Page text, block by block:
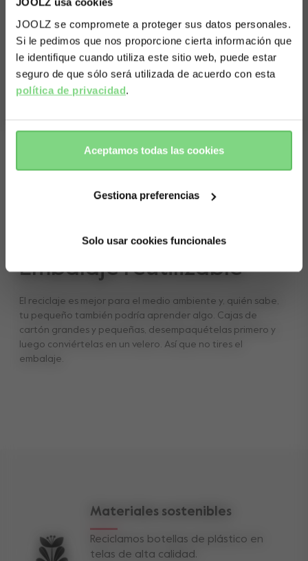
JOOLZ se compromete a proteger sus datos personales.
Si le pedimos que nos proporcione cierta información que
le identifique cuando utiliza este sitio web, puede estar
seguro de que sólo será utilizada de acuerdo con esta
política de privacidad.
Aceptamos todas las cookies
Gestiona preferencias
Solo usar cookies funcionales
Capacidad máxima cesta de la compra
Ver menos
Silla
Barra
Capota parasol de gran tamaño
Cesta de gran tamaño
Embalaje reutilizable
El reciclaje es mejor para el medio ambiente y, quién sabe,
tu pequeño también podría aprender algo. Cajas de
cartón grandes y pequeñas, desempaquételas primero y
luego conviértelas en un velero . Así que no tires el
embalaje.
Materiales sostenibles
Reciclamos botellas de plástico en
telas de alta calidad.
Visit this site in your own language
& country?
here
there